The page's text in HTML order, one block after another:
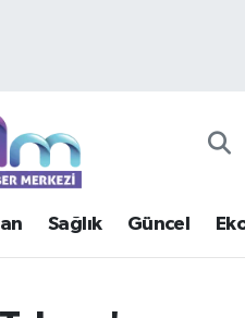
Sağlık Güncel
Haritası
ve Fikstür